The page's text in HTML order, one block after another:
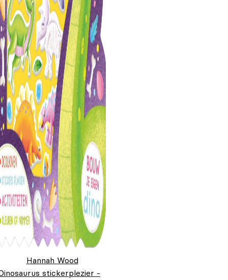
Hannah Wood
stickerplezier -